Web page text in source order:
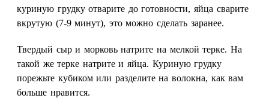
куриную грудку отварите до готовности, яйца сварите
вкрутую (7-9 минут), это можно сделать заранее.
Твердый сыр и морковь натрите на мелкой терке. На
такой же терке натрите и яйца. Куриную грудку
порежьте кубиком или разделите на волокна, как вам
больше нравится.